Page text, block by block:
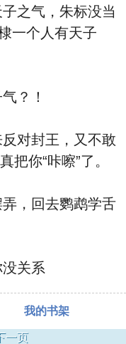
之气，朱标没当
一个人有天子
？！
对封王，又不敢
把你“咔嚓”了。
，回去鹦鹉学舌
关系
我的书架
一页